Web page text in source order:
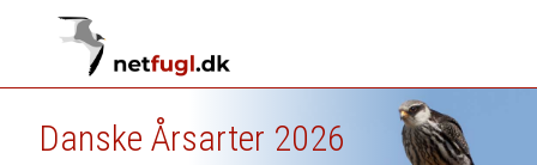
Danske Årsarter 2026